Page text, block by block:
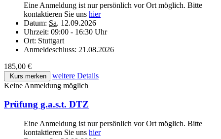
Eine Anmeldung ist nur persönlich vor Ort möglich. Bitte
kontaktieren Sie uns hier
Datum: Sa. 12.09.2026
Uhrzeit: 09:00 - 16:30 Uhr
Ort: Stuttgart
Anmeldeschluss: 21.08.2026
185,00 €
Kurs merken
weitere Details
Keine Anmeldung möglich
Prüfung g.a.s.t. DTZ
Eine Anmeldung ist nur persönlich vor Ort möglich. Bitte
kontaktieren Sie uns hier